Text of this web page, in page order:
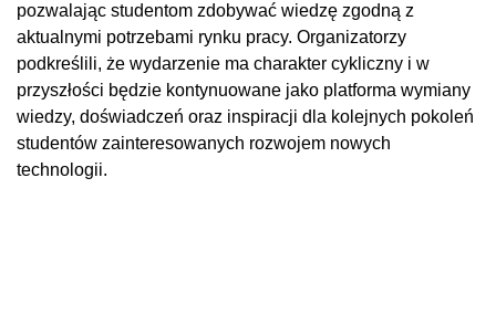
pozwalając studentom zdobywać wiedzę zgodną z
aktualnymi potrzebami rynku pracy. Organizatorzy
podkreślili, że wydarzenie ma charakter cykliczny i w
przyszłości będzie kontynuowane jako platforma wymiany
wiedzy, doświadczeń oraz inspiracji dla kolejnych pokoleń
studentów zainteresowanych rozwojem nowych
technologii.